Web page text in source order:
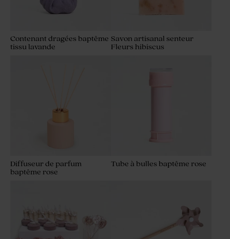
Contenant dragées baptême
tissu lavande
Savon artisanal senteur
Fleurs hibiscus
Diffuseur de parfum
baptême rose
Tube à bulles baptême rose